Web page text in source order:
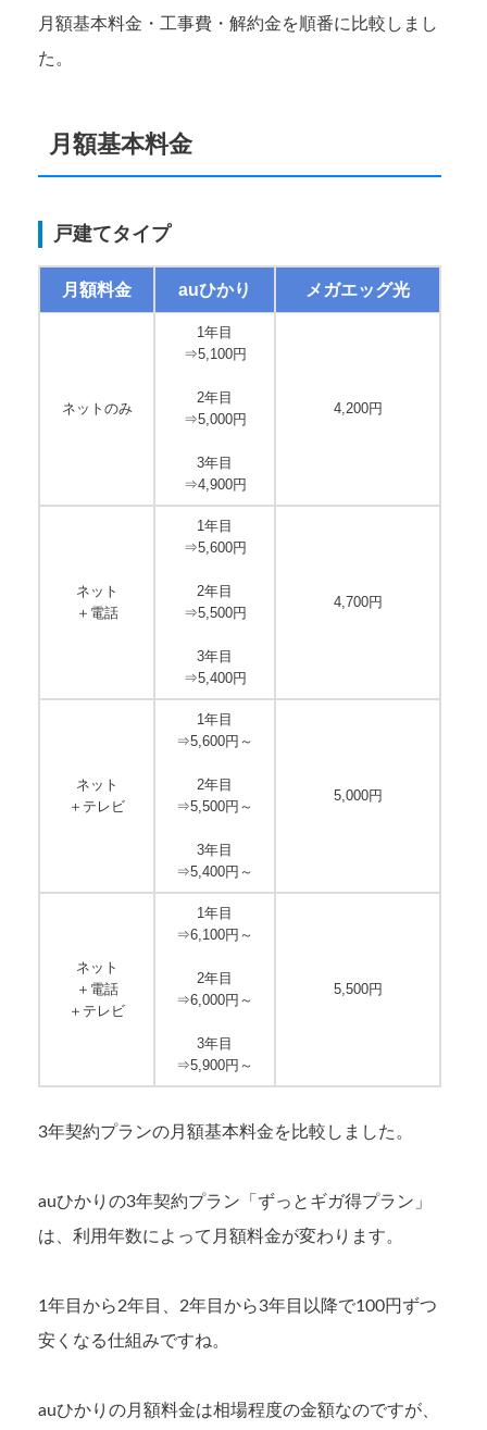
月額基本料金・工事費・解約金を順番に比較しまし
た。
月額基本料金
戸建てタイプ
月額料金 auひかり メガエッグ光
ネットのみ
1年目
⇒5,100円
2年目
⇒5,000円
3年目
⇒4,900円
4,200円
ネット
＋電話
1年目
⇒5,600円
2年目
⇒5,500円
3年目
⇒5,400円
4,700円
ネット
＋テレビ
1年目
⇒5,600円～
2年目
⇒5,500円～
3年目
⇒5,400円～
5,000円
ネット
＋電話
＋テレビ
1年目
⇒6,100円～
2年目
⇒6,000円～
3年目
⇒5,900円～
5,500円
3年契約プランの月額基本料金を比較しました。
auひかりの3年契約プラン「ずっとギガ得プラン」
は、利用年数によって月額料金が変わります。
1年目から2年目、2年目から3年目以降で100円ずつ
安くなる仕組みですね。
auひかりの月額料金は相場程度の金額なのですが、